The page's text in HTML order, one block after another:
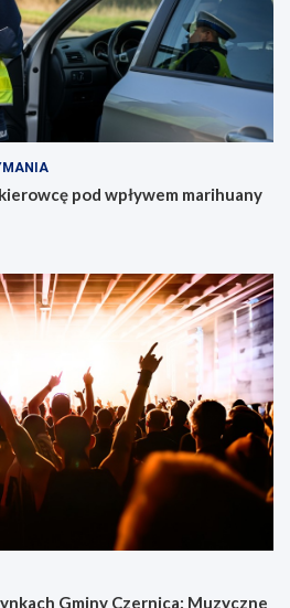
pod wpływem marihuany
Gminy Czernica: Muzyczne